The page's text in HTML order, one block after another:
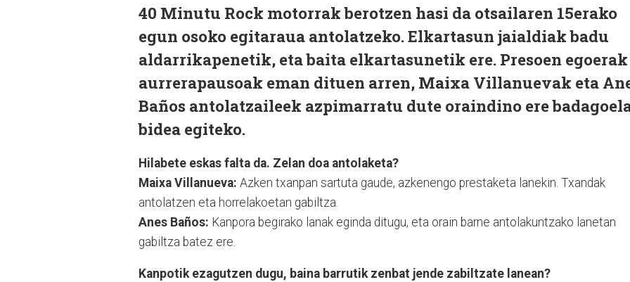
40 Minutu Rock motorrak berotzen hasi da otsailaren 15erako
egun osoko egitaraua antolatzeko. Elkartasun jaialdiak badu
aldarrikapenetik, eta baita elkartasunetik ere. Presoen egoerak
aurrerapausoak eman dituen arren, Maixa Villanuevak eta
Baños antolatzaileek azpimarratu dute oraindino ere
bidea egiteko.
Hilabete eskas falta da. Zelan doa antolaketa?
Maixa Villanueva: Azken txanpan sartuta gaude, azkenengo prestaketa lanekin. Txandak
antolatzen eta horrelakoetan gabiltza.
Anes Baños: Kanpora begirako lanak eginda ditugu, eta orain barne antolakuntzako lanetan
gabiltza batez ere.
Kanpotik ezagutzen dugu, baina barrutik zenbat jende zabiltzate lanean?